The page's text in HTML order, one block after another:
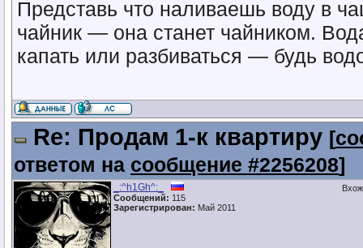
Представь что наливаешь воду в
чайник — она станет чайником.
капать или разбиваться — будь
Re: Продам 1-к квартиру [
ответом на сообщение #2256208]
_:^h1Gh^:_
Сообщений: 115
Зарегистрирован: Май 2011